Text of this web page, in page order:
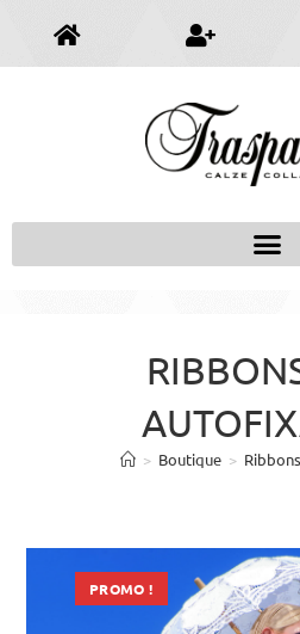
> Boutique >
PROMO !